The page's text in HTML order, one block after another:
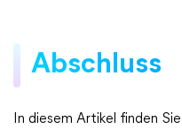
Abschluss
In diesem Artikel finden